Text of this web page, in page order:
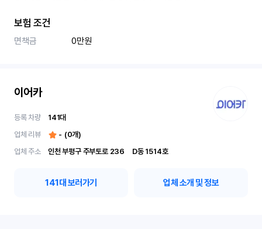
보험 조건
면책금 0만원
이어카
등록 차량 141대
업체 리뷰
- (0개)
업체 주소
인천 부평구 주부토로 236	D동 1514호
141대 보러가기 업체 소개 및 정보